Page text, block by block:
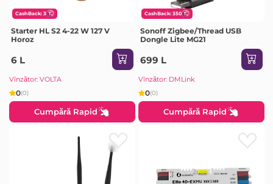
CashBack: 3
Starter HL S2 4-22 W 127 V
Horoz
6 L
Vînzător: VOLTA
0(0)
Cumpără Rapid
CashBack: 350
Sonoff Zigbee/Thread USB
Dongle Lite MG21
699 L
Vînzător: DMLink
0(0)
Cumpără Rapid